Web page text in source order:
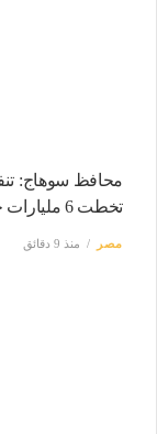
تخطت 6 مليارات جنيه
مصر منذ 9 دقائق